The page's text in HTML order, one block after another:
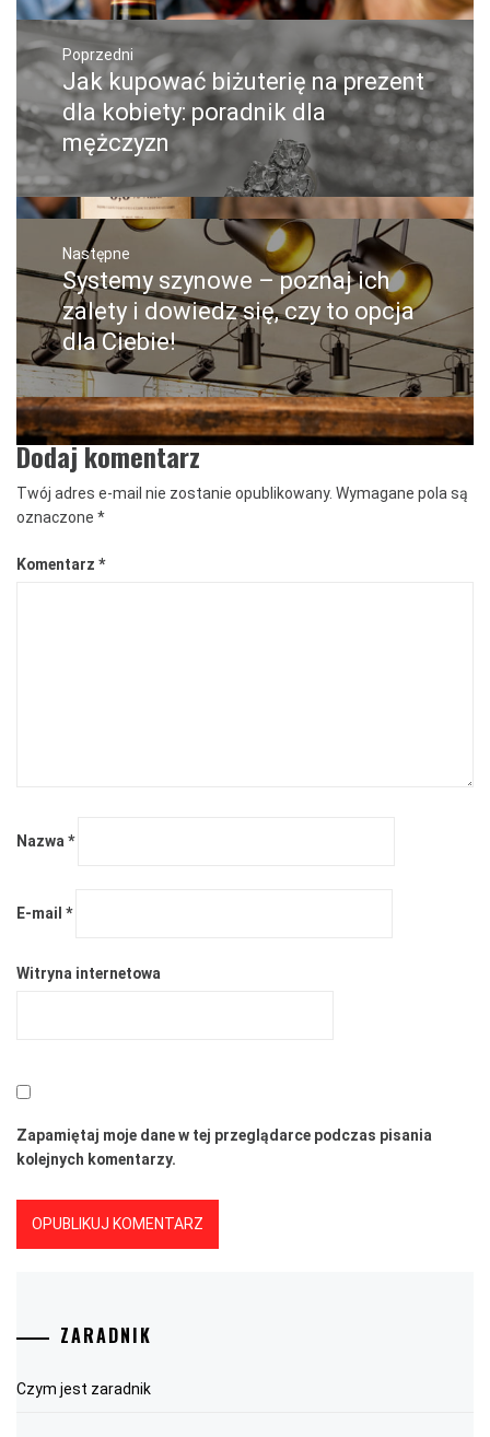
Nawigacja
wpisuPoprzedni
Poprzedni
wpis:
Jak kupować biżuterię na prezent
dla kobiety: poradnik dla
mężczyzn
Następne
Następny
post:
Systemy szynowe – poznaj ich
zalety i dowiedz się, czy to opcja
dla Ciebie!
Dodaj komentarz
Twój adres e-mail nie zostanie opublikowany. Wymagane pola są
oznaczone *
Komentarz *
Nazwa*
E-mail *
Witryna internetowa
Zapamiętaj moje dane w tej przeglądarce podczas pisania
kolejnych komentarzy.
ZARADNIK
Czym jest zaradnik